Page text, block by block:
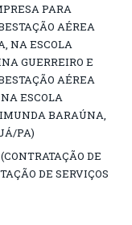
PARA
AÉREA
NA ESCOLA
GUERREIRO E
AÉREA
ESCOLA
BARAÚNA,
PA)
DE
DE SERVIÇOS